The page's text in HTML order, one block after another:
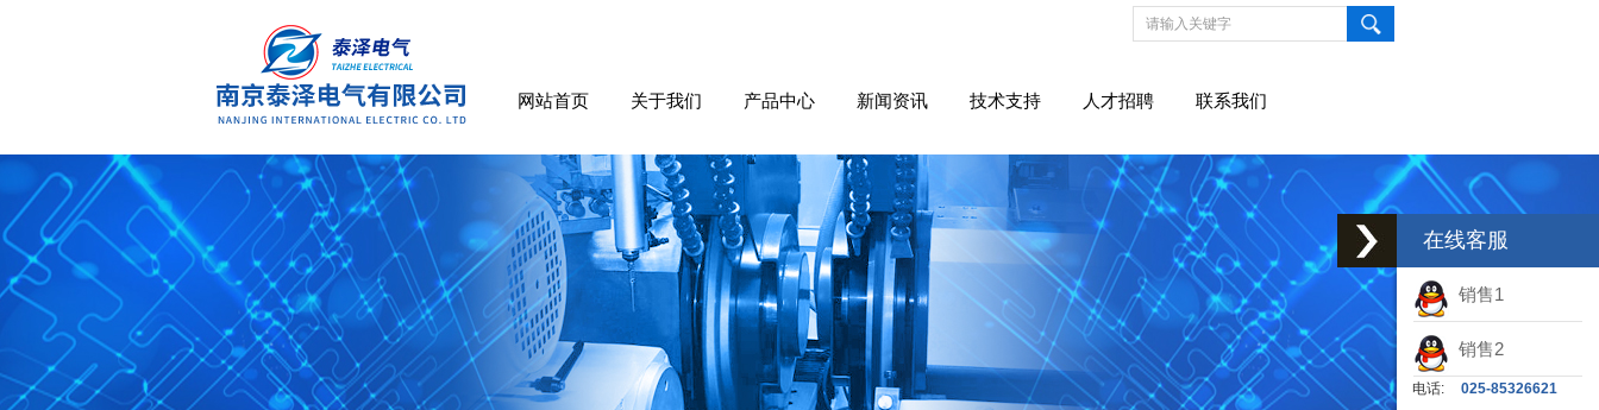
网站首页 关于我们 产品中心 新闻资讯 技术支持 人才招聘 联系我们
在线客服
销售1
销售2
电话:
025-85326621